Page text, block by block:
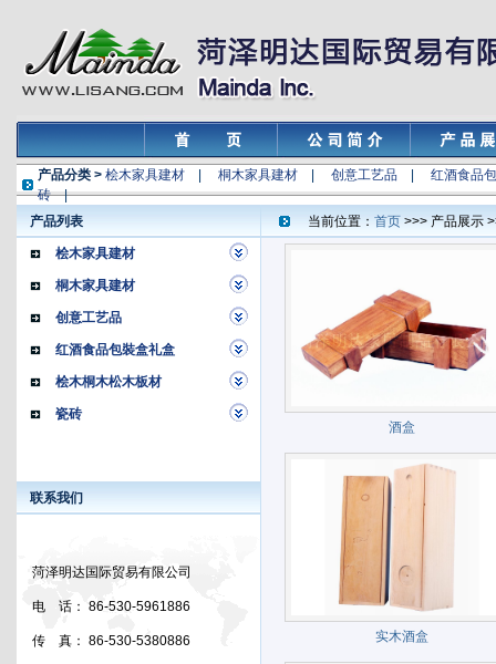
产品分类 > 桧木家具建材 桐木家具建材 创意工艺品
红酒食品
砖
|
产品列表
桧木家具建材
桐木家具建材
创意工艺品
红酒食品包裝盒礼盒
桧木桐木松木板材
瓷砖
联系我们
菏泽明达国际贸易有限公司
电 话： 86-530-5961886
传 真： 86-530-5380886
当前位置： 首页 >>> 产品展示
酒盒
实木酒盒